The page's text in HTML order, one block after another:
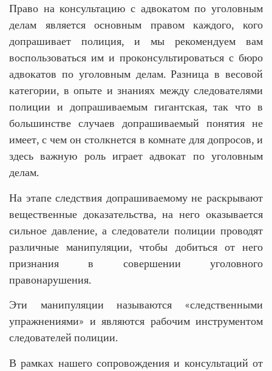
Право на консультацию с адвокатом по уголовным
делам является основным правом каждого, кого
допрашивает полиция, и мы рекомендуем вам
воспользоваться им и проконсультироваться с бюро
адвокатов по уголовным делам. Разница в весовой
категории, в опыте и знаниях между следователями
полиции и допрашиваемым гигантская, так что в
большинстве случаев допрашиваемый понятия не
имеет, с чем он столкнется в комнате для допросов, и
здесь важную роль играет адвокат по уголовным
делам.
На этапе следствия допрашиваемому не раскрывают
вещественные доказательства, на него оказывается
сильное давление, а следователи полиции проводят
различные манипуляции, чтобы добиться от него
признания в совершении уголовного
правонарушения.
Эти манипуляции называются «следственными
упражнениями» и являются рабочим инструментом
следователей полиции.
В рамках нашего сопровождения и консультаций от